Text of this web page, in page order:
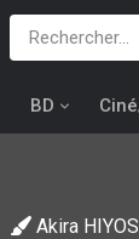
BD
Akira